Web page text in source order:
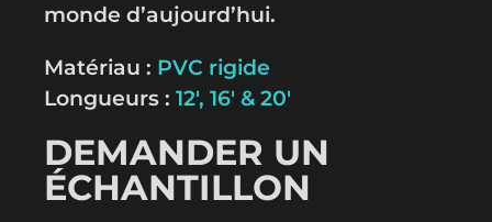
monde d’aujourd’hui.
Matériau : PVC rigide
Longueurs : 12′, 16′ & 20′
DEMANDER UN
ÉCHANTILLON